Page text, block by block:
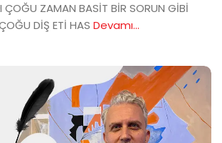
ÇOĞU ZAMAN BASİT BİR SORUN GİBİ
DİŞ ETİ HAS Devamı...